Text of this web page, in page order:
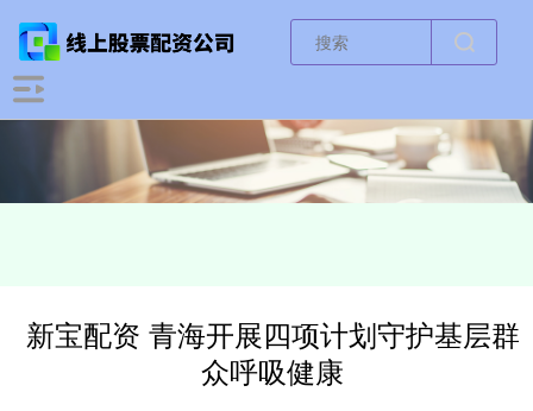
新宝配资 青海开展四项计划守护基层群
众呼吸健康